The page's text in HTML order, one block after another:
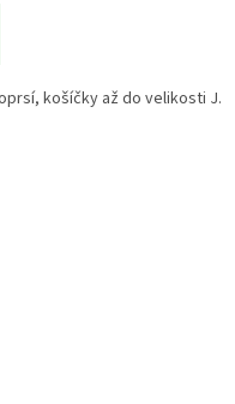
košíčky až do velikosti J.